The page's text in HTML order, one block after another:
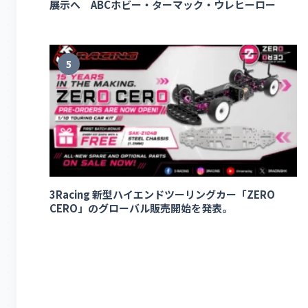
展示へ ABCホビー・ターマック・ウレヒーロー
5
3Racing 新型ハイエンドツーリングカー「ZERO
CERO」のグローバル販売開始を発表。